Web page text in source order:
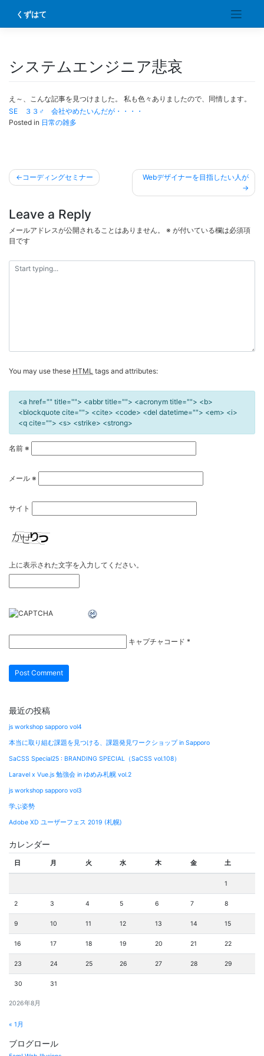
content
くずはて
システムエンジニア悲哀
え～、こんな記事を見つけました。 私も色々ありましたので、同情します。
SE ３３♂ 会社やめたいんだが・・・・
Posted in 日常の雑多
投
稿
ナ
ビ
ゲ
ー
シ
コーディングセミナー Webデザイナーを目指したい人が
Leave a Reply
メールアドレスが公開されることはありません。 ※ が付いている欄は必須項
目です
You may use these HTML tags and attributes:
<a href="" title=""> <abbr title=""> <acronym title=""> <b>
<blockquote cite=""> <cite> <code> <del datetime=""> <em> <i>
<q cite=""> <s> <strike> <strong>
名前 ※
メール ※
サイト
上に表示された文字を入力してください。
キャプチャコード *
最近の投稿
js workshop sapporo vol4
本当に取り組む課題を見つける、課題発見ワークショップ in Sapporo
SaCSS Special25 : BRANDING SPECIAL（SaCSS vol.108）
Laravel x Vue.js 勉強会 in ゆめみ札幌 vol.2
js workshop sapporo vol3
学ぶ姿勢
Adobe XD ユーザーフェス 2019 (札幌)
カレンダー
2026年8月
日 月 火 水 木 金 土
1
2 3 4 5 6 7 8
9 10 11 12 13 14 15
16 17 18 19 20 21 22
23 24 25 26 27 28 29
30 31
« 1月
ブログロール